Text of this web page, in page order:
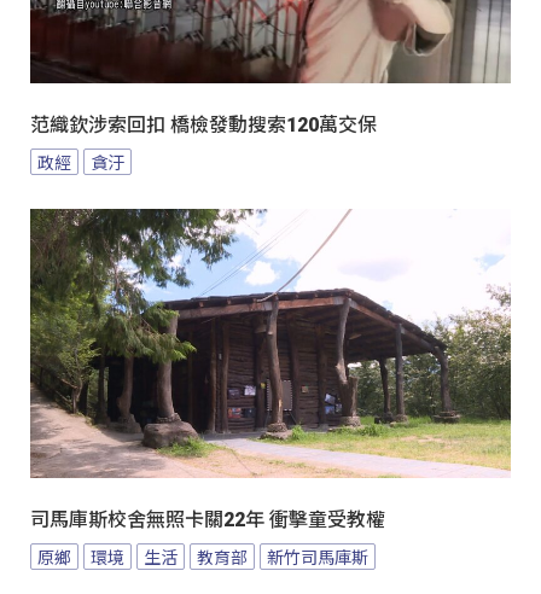
范織欽涉索回扣 橋檢發動搜索120萬交保
政經 貪汙
司馬庫斯校舍無照卡關22年 衝擊童受教權
原鄉 環境 生活 教育部 新竹司馬庫斯